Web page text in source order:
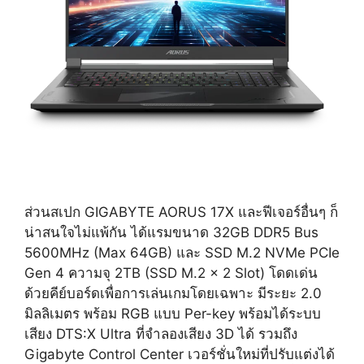
ส่วนสเปก GIGABYTE AORUS 17X และฟีเจอร์อื่นๆ ก็
น่าสนใจไม่แพ้กัน ได้แรมขนาด 32GB DDR5 Bus
5600MHz (Max 64GB) และ SSD M.2 NVMe PCIe
Gen 4 ความจุ 2TB (SSD M.2 x 2 Slot) โดดเด่น
ด้วยคีย์บอร์ดเพื่อการเล่นเกมโดยเฉพาะ มีระยะ 2.0
มิลลิเมตร พร้อม RGB แบบ Per-key พร้อมได้ระบบ
เสียง DTS:X Ultra ที่จำลองเสียง 3D ได้ รวมถึง
Gigabyte Control Center เวอร์ชั่นใหม่ที่ปรับแต่งได้